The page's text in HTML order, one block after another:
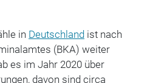
in Deutschlandist nach
(BKA) weiter
es im Jahr 2020 über
davon sind circa